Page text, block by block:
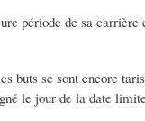
période de sa
buts se sont encore
le jour de la date